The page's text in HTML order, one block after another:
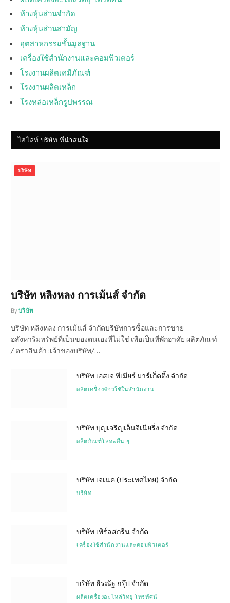
ห้างหุ้นส่วนจำกัด
ห้างหุ้นส่วนสามัญ
อุตสาหกรรมขั้นมูลฐาน
เครื่องใช้สำนักงานและคอมพิวเตอร์
โรงงานผลิตเคมีภัณฑ์
โรงงานผลิตเหล็ก
โรงหล่อเหล็กรูปพรรณ
ไฮไลท์ บริษัท ที่น่าสนใจ
บริษัท
บริษัท หลิงหลง การเม้นส์ จำกัด
By บริษัท
บริษัท หลิงหลง การเม้นส์ จำกัดบริษัทการซื้อและการขาย
อสังหาริมทรัพย์ที่เป็นของตนเองที่ไม่ใช่ เพื่อเป็นที่พักอาศัย ผลิตภัณฑ์
/ ตราสินค้า :เจ้าของบริษัท/…
บริษัท เอสเจ พีเมียร์ มาร์เก็ตติ้ง จำกัด
ผลิตเครื่องจักรใช้ในสำนักงาน
บริษัท บุญเจริญเอ็นจิเนียริ่ง จำกัด
ผลิตภัณฑ์โลหะอื่น ๆ
บริษัท เจเนค (ประเทศไทย) จำกัด
บริษัท
บริษัท เพิร์ลสกรีน จำกัด
เครื่องใช้สำนักงานและคอมพิวเตอร์
บริษัท ธีรณัฐ กรุ๊ป จำกัด
ผลิตเครื่องอะไหล่วิทยุ โทรทัศน์